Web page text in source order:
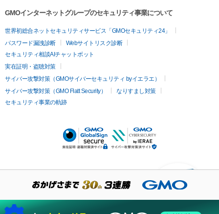
GMOインターネットグループのセキュリティ事業について
世界初総合ネットセキュリティサービス「GMOセキュリティ24」
パスワード漏洩診断
Webサイトリスク診断
セキュリティ相談AIチャットボット
実在証明・盗聴対策
サイバー攻撃対策（GMOサイバーセキュリティ byイエラエ）
サイバー攻撃対策（GMO Flatt Security）
なりすまし対策
セキュリティ事業の軌跡
KUSANAGIについての質